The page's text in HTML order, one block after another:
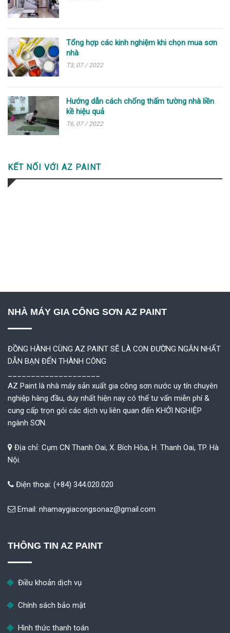
Tổng hợp các kinh nghiệm khi chọn mua sơn
nhà
T3, 07 / 2022
Hướng dẫn cách chống thấm tường nhà liền
kề hiệu quả
T6, 07 / 2022
KẾT NỐI VỚI AZ PAINT
NHÀ MÁY GIA CÔNG SƠN AZ PAINT
ĐỒNG HÀNH CÙNG AZ PAINT SẼ LÀ CON ĐƯỜNG NGẮN NHẤT
DẪN BẠN ĐẾN THÀNH CÔNG
AZ Paint là nhà máy sản xuất gia công sơn nước uy tín chuyên
nghiệp hàng đầu, duy nhất hiện nay có thể tư vấn miễn phí &
cung cấp trọn gói các dịch vụ liên quan đến KHỞI NGHIỆP
ngành SƠN.
Địa chỉ: Cụm CN Thanh Oai, X. Bích Hòa, H. Thanh Oai, TP. Hà
Nội.
Điện thoại: (+84) 344.020.020
Email: nhamaygiacongsonaz@gmail.com
THÔNG TIN AZ PAINT
Điều khoản dịch vụ
Chính sách bảo mật
Hình thức thanh toán